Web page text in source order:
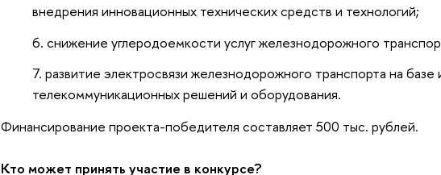
внедрения инновационных технических средств и технологий;
снижение углеродоемкости услуг железнодорожного
развитие электросвязи железнодорожного транспорта на
телекоммуникационных решений и оборудования.
Финансирование проекта-победителя составляет 500 тыс. рублей.
Кто может принять участие в конкурсе?